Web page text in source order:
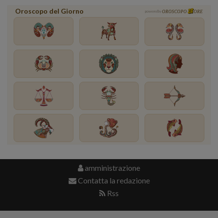
Oroscopo del Giorno powered by OROSCOPO ORE
amministrazione
Contatta la redazione
Rss